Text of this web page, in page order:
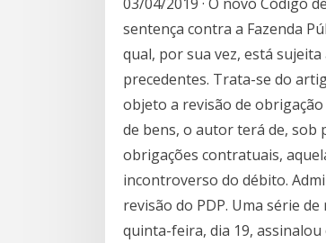
sentença contra a Fazenda
qual, por sua vez, está
precedentes. Trata-se do
objeto a revisão de
de bens, o autor terá de, sob
obrigações contratuais,
incontroverso do débito.
revisão do PDP. Uma série
quinta-feira, dia 19,